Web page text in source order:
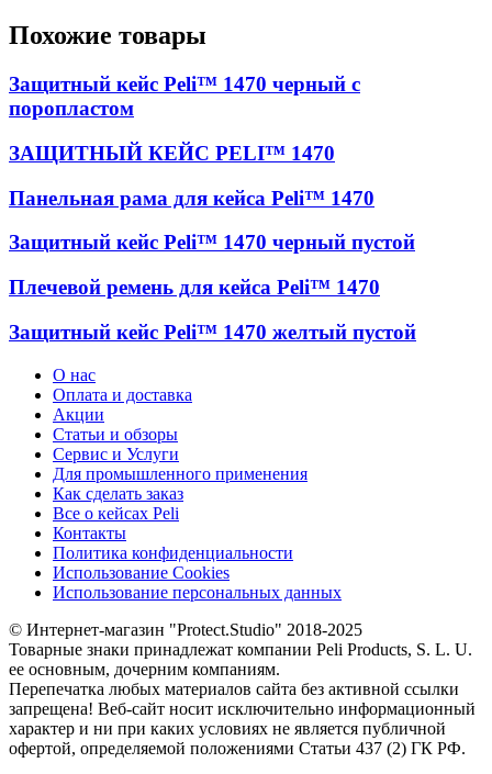
Похожие товары
Защитный кейс Peli™ 1470 черный с
поропластом
ЗАЩИТНЫЙ КЕЙС PELI™ 1470
Панельная рама для кейса Peli™ 1470
Защитный кейс Peli™ 1470 черный пустой
Плечевой ремень для кейса Peli™ 1470
Защитный кейс Peli™ 1470 желтый пустой
О нас
Оплата и доставка
Акции
Статьи и обзоры
Сервис и Услуги
Для промышленного применения
Как сделать заказ
Все о кейсах Peli
Контакты
Политика конфиденциальности
Использование Cookies
Использование персональных данных
© Интернет-магазин "Protect.Studio" 2018-2025
Товарные знаки принадлежат компании Peli Products, S. L. U.
ее основным, дочерним компаниям.
Перепечатка любых материалов сайта без активной ссылки
запрещена! Веб-сайт носит исключительно информационный
характер и ни при каких условиях не является публичной
офертой, определяемой положениями Статьи 437 (2) ГК РФ.